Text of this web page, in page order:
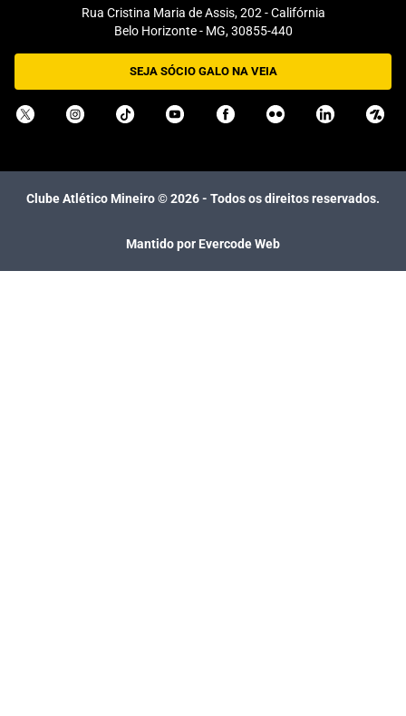
Rua Cristina Maria de Assis, 202 - Califórnia
Belo Horizonte - MG, 30855-440
SEJA SÓCIO GALO NA VEIA
Clube Atlético Mineiro ©2026- Todos os direitos reservados.
Mantido por Evercode Web